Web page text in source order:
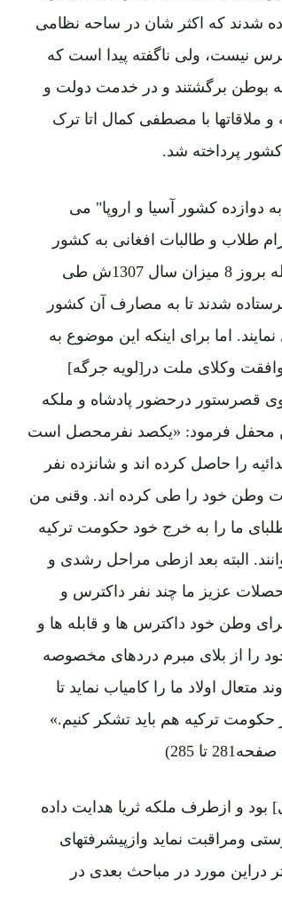
شدند که اکثر شان در ساحه نظامی
نیست، ولی ناگفته پیدا است که
بوطن برگشتند و در خدمت دولت و
ملاقاتها با مصطفی کمال اتا ترک
پرداخته شد.
دوازده کشور آسیا و اروپا" می
طلاب و طالبات افغانی به کشور
های خارج است که از جمله صد نفر محصل و 16 محصله بروز 8 میزان سال 1307ش طی
شدند تا به مصارف آن کشور
اما برای اینکه این موضوع به
وکلای ملت در[لویه جرگه]
قصرستور درحضور پادشاه و ملکه
محفل فرمود: «یکصد نفرمحصل است
را حاصل کرده اند و شانزده نفر
وطن خود را طی کرده اند. وقنی من
ما را به خرج خود حکومت ترکیه
البته بعد ازطی مراحل رشدی و
عزیز ما چند نفر داکترس و
وطن خود داکترس ها و قابله ها و
را از بلای مبرم دردهای مخصوصه
متعال اولاد ما را کامیاب نماید تا
حکومت ترکیه هم باید تشکر کنیم.»
بود و ازطرف ملکه ثریا هدایت داده
ومراقبت نماید وازپیشرفتهای
دراین مورد در مباحث بعدی در